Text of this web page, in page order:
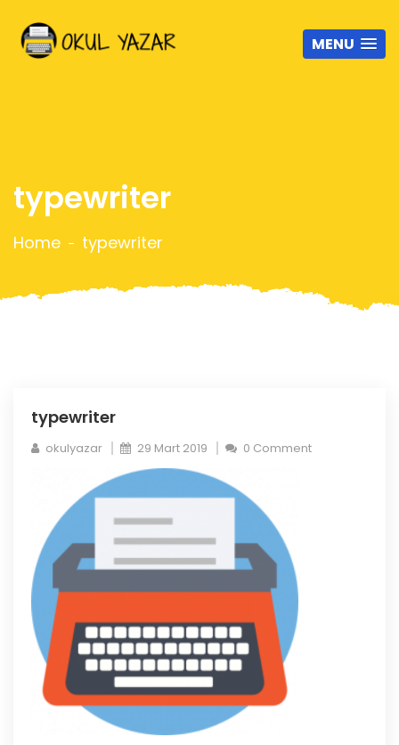
MENU
typewriter
Home typewriter
typewriter
okulyazar 29 Mart 2019 0 Comment